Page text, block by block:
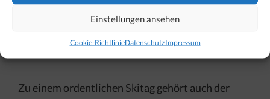
Einstellungen ansehen
Cookie-RichtlinieDatenschutzImpressum
Zu einem ordentlichen Skitag gehört auch der